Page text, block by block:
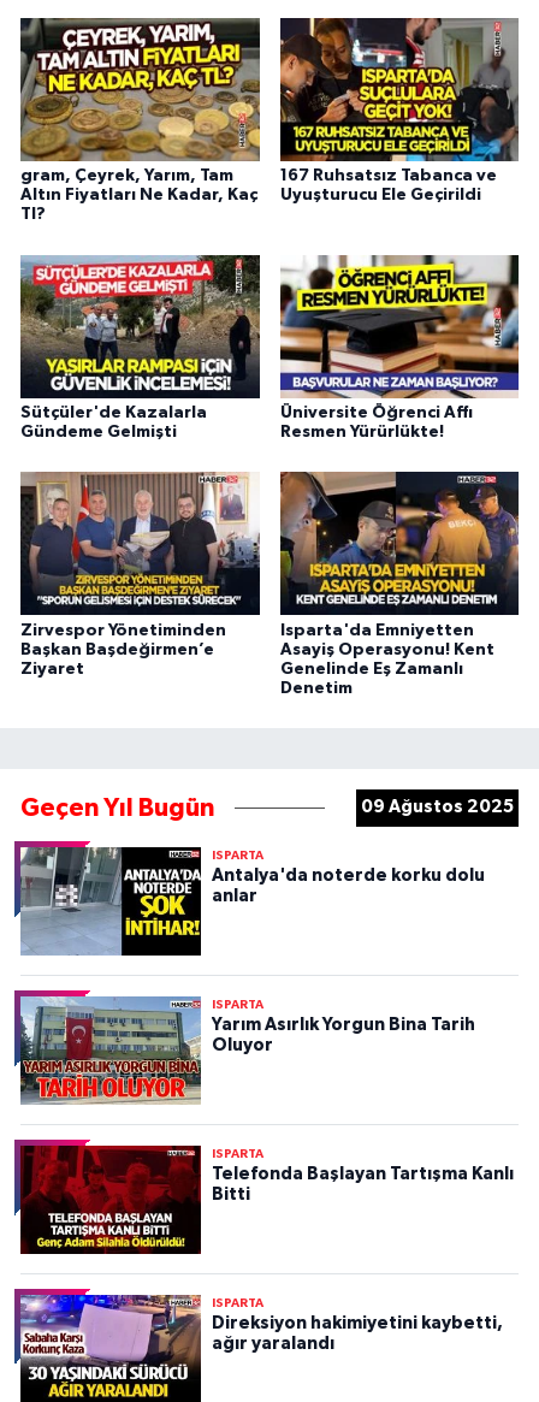
gram, Çeyrek, Yarım, Tam
Altın Fiyatları Ne Kadar, Kaç
Tl?
167 Ruhsatsız Tabanca ve
Uyuşturucu Ele Geçirildi
Sütçüler'de Kazalarla
Gündeme Gelmişti
Üniversite Öğrenci Affı
Resmen Yürürlükte!
Zirvespor Yönetiminden
Başkan Başdeğirmen’e
Ziyaret
Isparta'da Emniyetten
Asayiş Operasyonu! Kent
Genelinde Eş Zamanlı
Denetim
Geçen Yıl Bugün 09 Ağustos 2025
ISPARTA
Antalya'da noterde korku dolu
anlar
ISPARTA
Yarım Asırlık Yorgun Bina Tarih
Oluyor
ISPARTA
Telefonda Başlayan Tartışma Kanlı
Bitti
ISPARTA
Direksiyon hakimiyetini kaybetti,
ağır yaralandı